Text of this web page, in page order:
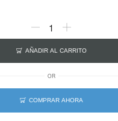
AÑADIR AL CARRITO
OR
COMPRAR AHORA